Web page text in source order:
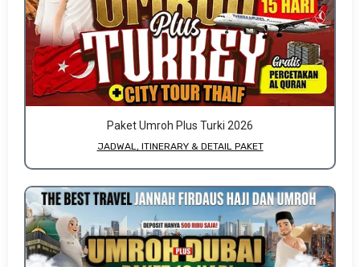
Paket Umroh Plus Turki 2026
JADWAL, ITINERARY & DETAIL PAKET